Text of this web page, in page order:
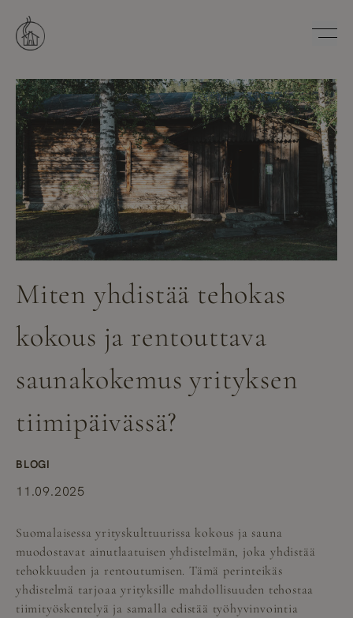
sisältöön
Miten yhdistää tehokas
kokous ja rentouttava
saunakokemus yrityksen
tiimipäivässä?
BLOGI
11.09.2025
Suomalaisessa yrityskulttuurissa kokous ja sauna
muodostavat ainutlaatuisen yhdistelmän, joka yhdistää
tehokkuuden ja rentoutumisen. Tämä perinteikäs
yhdistelmä tarjoaa yrityksille mahdollisuuden tehostaa
tiimityöskentelyä ja samalla edistää työhyvinvointia